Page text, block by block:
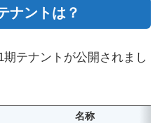
ナントは？
テナントが公開されまし
名称